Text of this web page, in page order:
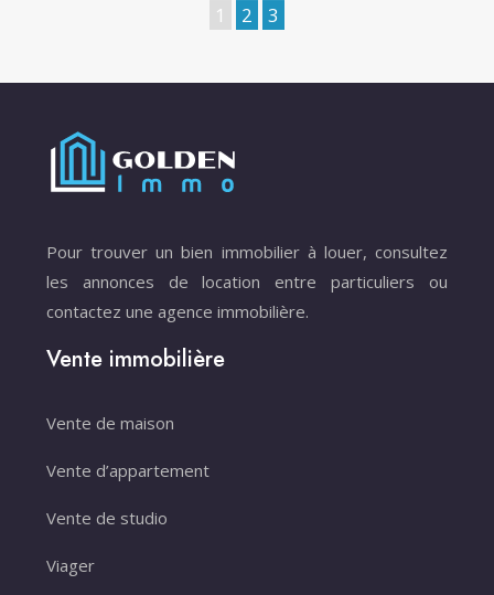
1 2 3
Pour trouver un bien immobilier à louer, consultez
les annonces de location entre particuliers ou
contactez une agence immobilière.
Vente immobilière
Vente de maison
Vente d’appartement
Vente de studio
Viager